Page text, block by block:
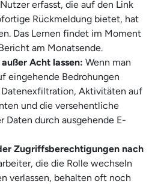
Nutzer erfasst, die auf den Link
Rückmeldung bietet, hat
Das Lernen findet im Moment
am Monatsende.
Acht lassen: Wenn man
eingehende Bedrohungen
Aktivitäten auf
und die versehentliche
Daten durch ausgehende E-
Zugriffsberechtigungen nach
die die Rolle wechseln
verlassen, behalten oft noch